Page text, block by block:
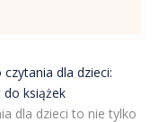
dla dzieci:
do książek
dla dzieci to nie tylko